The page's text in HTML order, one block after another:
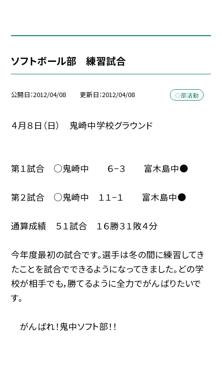
ソフトボール部 練習試合
公開日 2012/04/08 更新日 2012/04/08 ◇部活動
４月８日（日） 鬼崎中学校グラウンド
第１試合 ○鬼崎中 ６−３ 富木島中●
第２試合 ○鬼崎中 １１−１ 富木島中●
通算成績 ５１試合 １６勝３１敗４分
今年度最初の試合です。選手は冬の間に練習してき
たことを試合でできるようになってきました。どの学
校が相手でも，勝てるように全力でがんばりたいで
す。
がんばれ！鬼中ソフト部！！